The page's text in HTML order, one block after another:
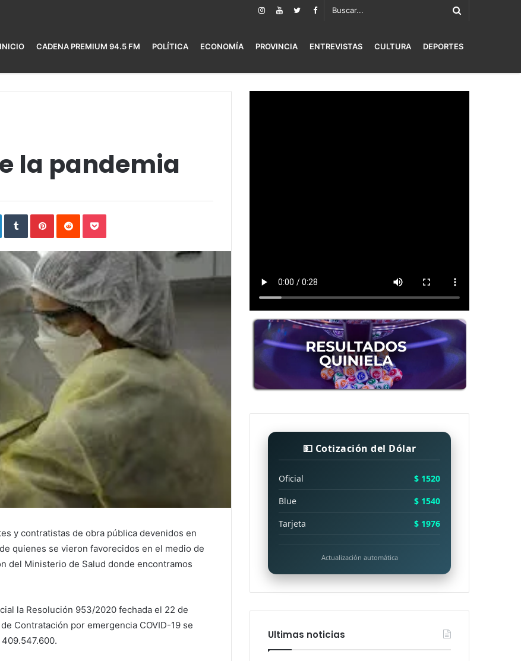
INICIO CADENA PREMIUM 94.5 FM POLÍTICA ECONOMÍA PROVINCIA ENTREVISTAS CULTURA DEPORTES
la pandemia
LinkedInTumblrPinterestReddit Pocket
y contratistas de obra pública devenidos en
quienes se vieron favorecidos en el medio de
del Ministerio de Salud donde encontramos
la Resolución 953/2020 fechada el 22 de
Contratación por emergencia COVID-19 se
💵 Cotización del Dólar
Oficial
$ 1520
Blue
$ 1540
Tarjeta
$ 1976
Actualización automática
Ultimas noticias